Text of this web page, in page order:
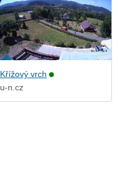
Křížový vrch
u-n.cz